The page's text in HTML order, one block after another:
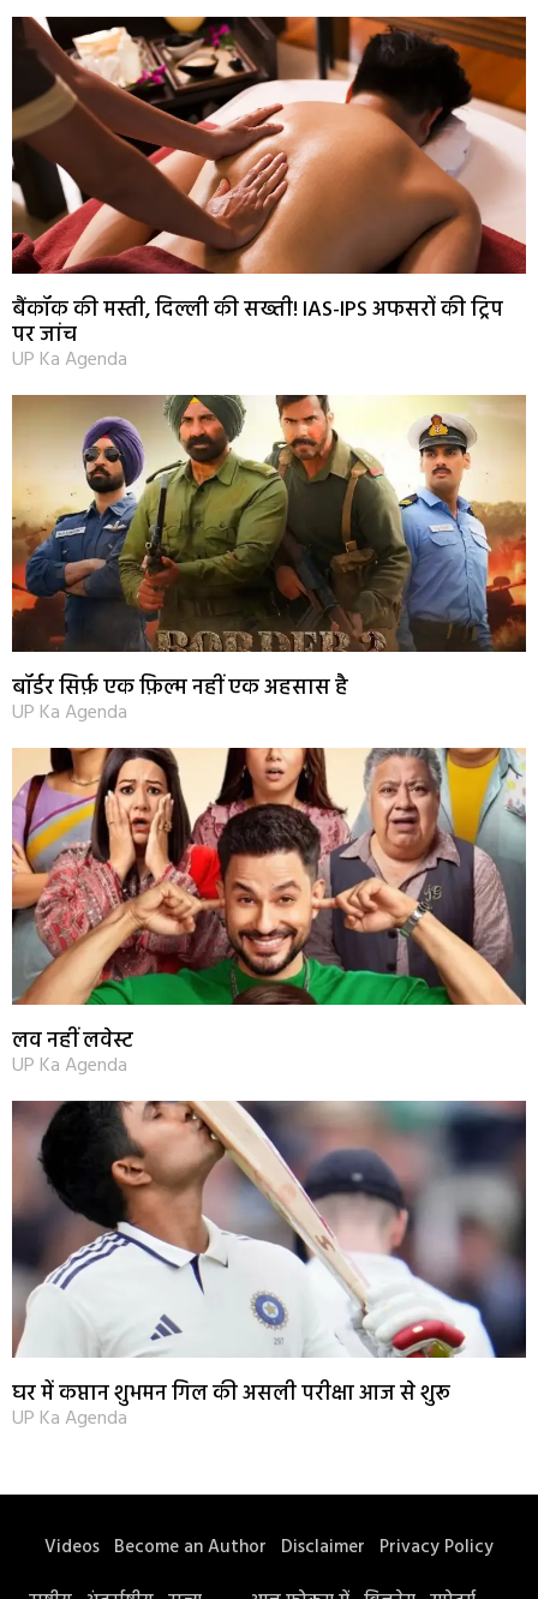
बैंकॉक की मस्ती, दिल्ली की सख्ती! IAS-IPS अफसरों की ट्रिप
पर जांच
UP Ka Agenda
बॉर्डर सिर्फ़ एक फ़िल्म नहीं एक अहसास है
UP Ka Agenda
लव नहीं लवेस्ट
UP Ka Agenda
घर में कप्तान शुभमन गिल की असली परीक्षा आज से शुरू
UP Ka Agenda
Videos Become an Author Disclaimer Privacy Policy